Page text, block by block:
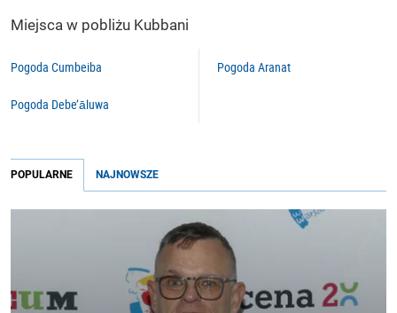
Miejsca w pobliżu Kubbani
Pogoda Cumbeiba
Pogoda Debe’āluwa
Pogoda Aranat
POPULARNE NAJNOWSZE